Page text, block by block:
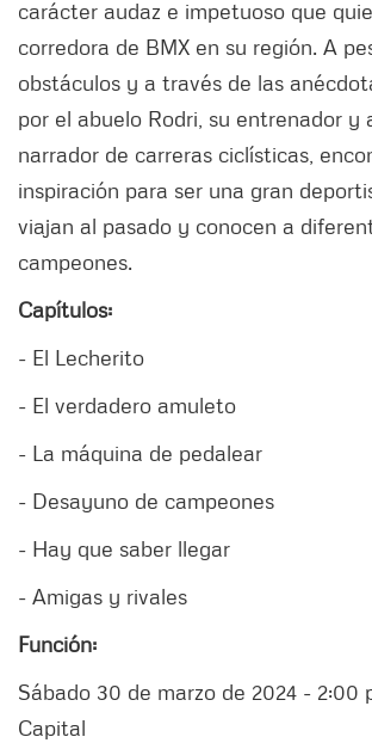
carácter audaz e impetuoso que
corredora de BMX en su región. A
obstáculos y a través de las
por el abuelo Rodri, su entrenador y
narrador de carreras ciclísticas,
inspiración para ser una gran
viajan al pasado y conocen a
campeones.
Capítulos:
- El Lecherito
- El verdadero amuleto
- La máquina de pedalear
- Desayuno de campeones
- Hay que saber llegar
- Amigas y rivales
Función:
Sábado 30 de marzo de 2024 - 2:00
Capital